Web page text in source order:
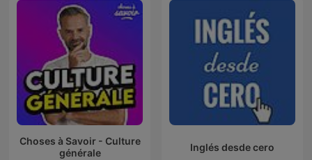
Choses à Savoir - Culture
générale
Inglés desde cero